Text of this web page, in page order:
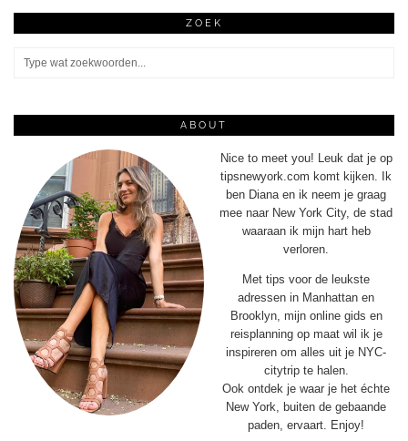
ZOEK
ABOUT
Nice to meet you! Leuk dat je op
tipsnewyork.com komt kijken. Ik
ben Diana en ik neem je graag
mee naar New York City, de stad
waaraan ik mijn hart heb
verloren.
Met tips voor de leukste
adressen in Manhattan en
Brooklyn, mijn online gids en
reisplanning op maat wil ik je
inspireren om alles uit je NYC-
citytrip te halen.
Ook ontdek je waar je het échte
New York, buiten de gebaande
paden, ervaart. Enjoy!